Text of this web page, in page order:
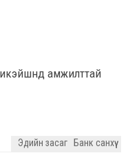
амжилттай
Эдийн засаг Банк санхүү